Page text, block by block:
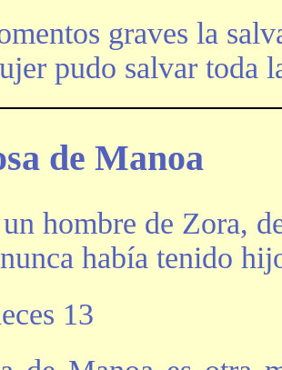
graves la
pudo salvar toda
de Manoa
hombre de Zora,
había tenido
13